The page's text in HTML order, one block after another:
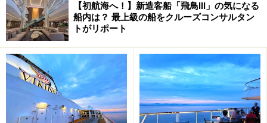
今年日本発着2年目となるサン・プリンセス
サン・プリンセス～データ
7万7000トン 客室数：1011室 定員：2022名
米国プリンセス・クルーズ社所有のプレミアム船
【初航海へ！】新造客船「飛鳥Ⅲ」の気になる
船内は？ 最上級の船をクルーズコンサルタン
トがリポート